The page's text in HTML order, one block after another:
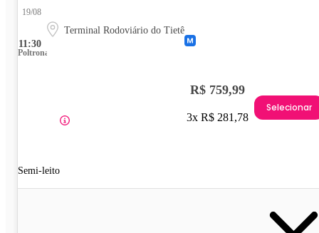
11:30
19/08
Terminal Rodoviário do Tietê
Poltrona
Semi-leito
R$ 759,99
3x R$ 281,78
Selecionar